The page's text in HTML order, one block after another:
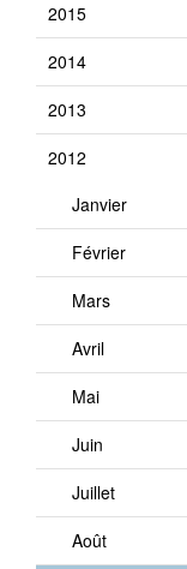
2015
2014
2013
2012
Janvier
Février
Mars
Avril
Mai
Juin
Juillet
Août